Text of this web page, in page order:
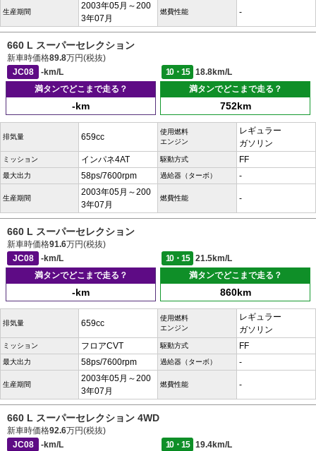
生産期間
2003年05月～200
3年07月
燃費性能 -
660 L スーパーセレクション
新車時価格89.8万円(税抜)
JC08
-km/L 10・15
18.8km/L
満タンでどこまで走る？
-km
満タンでどこまで走る？
752km
排気量 659cc
使用燃料
エンジン
レギュラー
ガソリン
ミッション インパネ4AT 駆動方式 FF
最大出力 58ps/7600rpm 過給器（ターボ） -
生産期間
2003年05月～200
3年07月
燃費性能 -
660 L スーパーセレクション
新車時価格91.6万円(税抜)
JC08
-km/L 10・15
21.5km/L
満タンでどこまで走る？
-km
満タンでどこまで走る？
860km
排気量 659cc
使用燃料
エンジン
レギュラー
ガソリン
ミッション フロアCVT 駆動方式 FF
最大出力 58ps/7600rpm 過給器（ターボ） -
生産期間
2003年05月～200
3年07月
燃費性能 -
660 L スーパーセレクション 4WD
新車時価格92.6万円(税抜)
JC08
-km/L 10・15
19.4km/L